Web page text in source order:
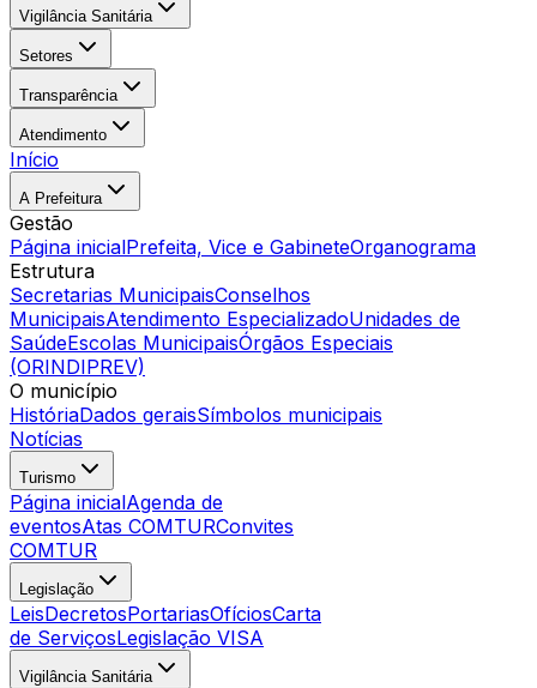
Vigilância Sanitária
Setores
Transparência
Atendimento
Início
A Prefeitura
Gestão
Página inicialPrefeita, Vice e GabineteOrganograma
Estrutura
Secretarias MunicipaisConselhos
MunicipaisAtendimento EspecializadoUnidades de
SaúdeEscolas MunicipaisÓrgãos Especiais
(ORINDIPREV)
O município
HistóriaDados geraisSímbolos municipais
Notícias
Turismo
Página inicialAgenda de
eventosAtas COMTURConvites
COMTUR
Legislação
LeisDecretosPortariasOfíciosCarta
de ServiçosLegislação VISA
Vigilância Sanitária